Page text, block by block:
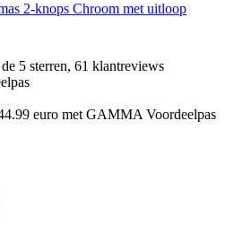
2-knops Chroom met uitloop
5 sterren, 61 klantreviews
euro met GAMMA Voordeelpas